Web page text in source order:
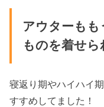
アウターも
ものを着せ
寝返り期やハイハイ
すすめしてました！